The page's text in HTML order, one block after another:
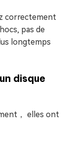
correctement
pas de
longtemps
disque
， elles ont